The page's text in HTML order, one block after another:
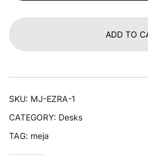
ADD TO
SKU: MJ-EZRA-1
CATEGORY: Desks
TAG: meja